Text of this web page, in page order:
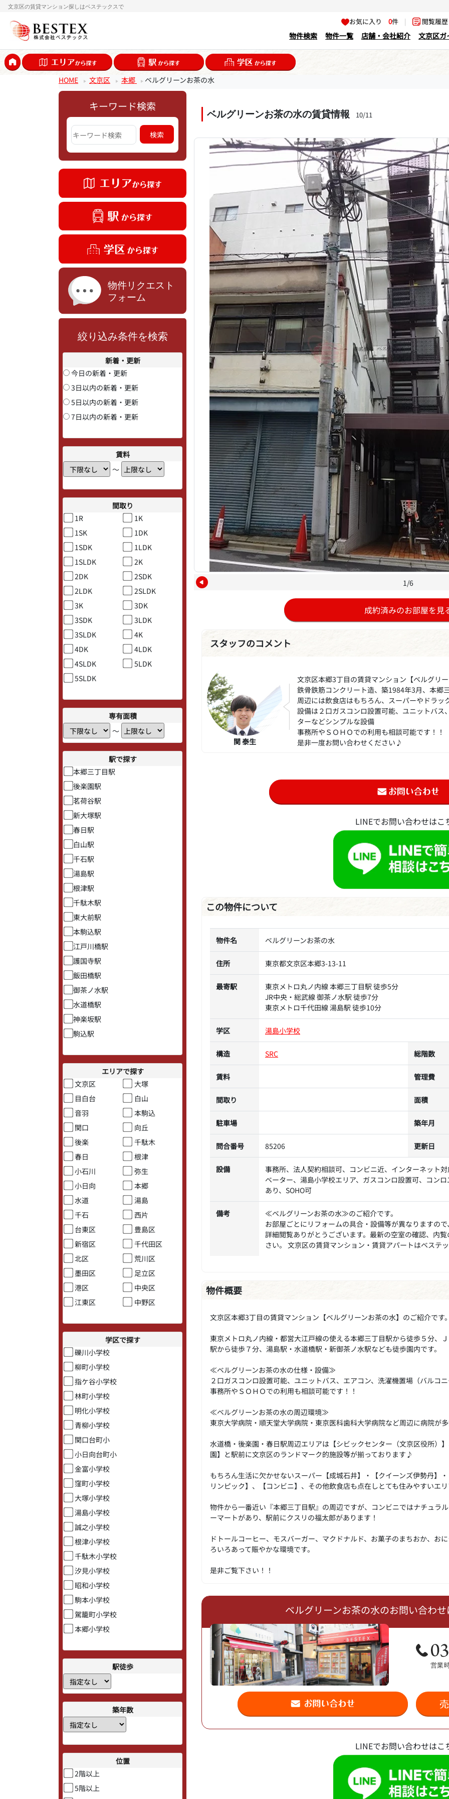
文京区の賃貸マンション探しはベステックスで
お気に入り0件 | 閲覧履
物件検索 物件一覧 店舗・会社紹介 文京区ガ
HOME 文京区 本郷 ベルグリーンお茶の水
キーワード検索
絞り込み条件を検索
新着・更新
今日の新着・更新
3日以内の新着・更新
5日以内の新着・更新
7日以内の新着・更新
賃料
〜
間取り
1R
1K
1SK
1DK
1SDK
1LDK
1SLDK
2K
2DK
2SDK
2LDK
2SLDK
3K
3DK
3SDK
3LDK
3SLDK
4K
4DK
4LDK
4SLDK
5LDK
5SLDK
専有面積
〜
駅で探す
本郷三丁目駅
後楽園駅
茗荷谷駅
新大塚駅
春日駅
白山駅
千石駅
湯島駅
根津駅
千駄木駅
東大前駅
本駒込駅
江戸川橋駅
護国寺駅
飯田橋駅
御茶ノ水駅
水道橋駅
神楽坂駅
駒込駅
エリアで探す
文京区
大塚
目白台
白山
音羽
本駒込
関口
向丘
後楽
千駄木
春日
根津
小石川
弥生
小日向
本郷
水道
湯島
千石
西片
台東区
豊島区
新宿区
千代田区
北区
荒川区
墨田区
足立区
港区
中央区
江東区
中野区
学区で探す
礫川小学校
柳町小学校
指ケ谷小学校
林町小学校
明化小学校
青柳小学校
関口台町小
小日向台町小
金富小学校
窪町小学校
大塚小学校
湯島小学校
誠之小学校
根津小学校
千駄木小学校
汐見小学校
昭和小学校
駒本小学校
駕籠町小学校
本郷小学校
駅徒歩
築年数
位置
2階以上
5階以上
ベルグリーンお茶の水の賃貸情報 10/11
1/6
成約済みのお部屋を見
スタッフのコメント
関 泰生
文京区本郷3丁目の賃貸マンション【ベルグリ
鉄骨鉄筋コンクリート造、築1984年3月、本郷
周辺には飲食店はもちろん、スーパーやドラ
設備は２口ガスコンロ設置可能、ユニットバ
ターなどシンプルな設備
事務所やＳＯＨＯでの利用も相談可能です！！
是非一度お問い合わせください♪
LINEでお問い合わせはこ
この物件について
物件名 ベルグリーンお茶の水
住所 東京都文京区本郷3-13-11
最寄駅
東京メトロ丸ノ内線 本郷三丁目駅 徒歩5分
JR中央・総武線 御茶ノ水駅 徒歩7分
東京メトロ千代田線 湯島駅 徒歩10分
学区 湯島小学校
構造 SRC 総階数
賃料 管理費
間取り 面積
駐車場 築年月
問合番号 85206 更新日
設備
事務所、法人契約相談可、コンビニ近、インターネット
ベーター、湯島小学校エリア、ガスコンロ設置可、コン
あり、SOHO可
備考
≪ベルグリーンお茶の水≫のご紹介です。
お部屋ごとにリフォームの具合・設備等が異なりますの
詳細閲覧ありがとうございます。最新の空室の確認、内
さい。 文京区の賃貸マンション・賃貸アパートはベステ
物件概要
文京区本郷3丁目の賃貸マンション【ベルグリーンお茶の水】のご紹介です
東京メトロ丸ノ内線・都営大江戸線の使える本郷三丁目駅から徒歩５分、
駅から徒歩７分、湯島駅・水道橋駅・新御茶ノ水駅なども徒歩園内です。
≪ベルグリーンお茶の水の仕様・設備≫
２口ガスコンロ設置可能、ユニットバス、エアコン、洗濯機置場（バルコ
事務所やＳＯＨＯでの利用も相談可能です！！
≪ベルグリーンお茶の水の周辺環境≫
東京大学病院・順天堂大学病院・東京医科歯科大学病院など周辺に病院が
水道橋・後楽園・春日駅周辺エリアは【シビックセンター（文京区役所）
園】と駅前に文京区のランドマーク的施設等が揃っております♪
もちろん生活に欠かせないスーパー【成城石井】・【クイーンズ伊勢丹】
リンピック】、【コンビニ】、その他飲食店も点在しとても住みやすいエ
物件から一番近い『本郷三丁目駅』の周辺ですが、コンビニではナチュラ
ーマートがあり、駅前にクスリの福太郎があります！
ドトールコーヒー、モスバーガー、マクドナルド、お菓子のまちおか、お
ろいろあって賑やかな環境です。
是非ご覧下さい！！
ベルグリーンお茶の水のお問い合わ
LINEでお問い合わせはこ